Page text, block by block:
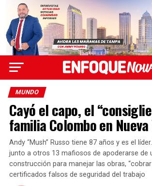
MUNDO
Cayó el capo, el
familia Colombo en
Andy “Mush” Russo tiene 87 años y es el
junto a otros 13 mafiosos de apoderarse de
construcción para manejar las obras,
certificados falsos de seguridad del trabajo